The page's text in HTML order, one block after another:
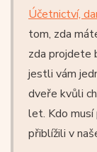
Účetnictví,
tom, zda
zda projdete
jestli vám
dveře kvůli
let. Kdo
přiblížili v